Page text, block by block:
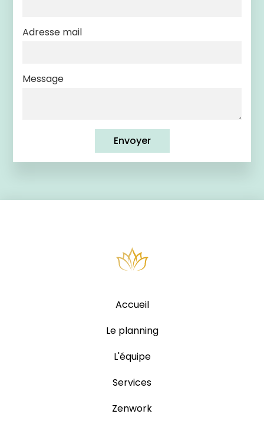
Adresse mail
Message
Accueil
Le planning
L'équipe
Services
Zenwork